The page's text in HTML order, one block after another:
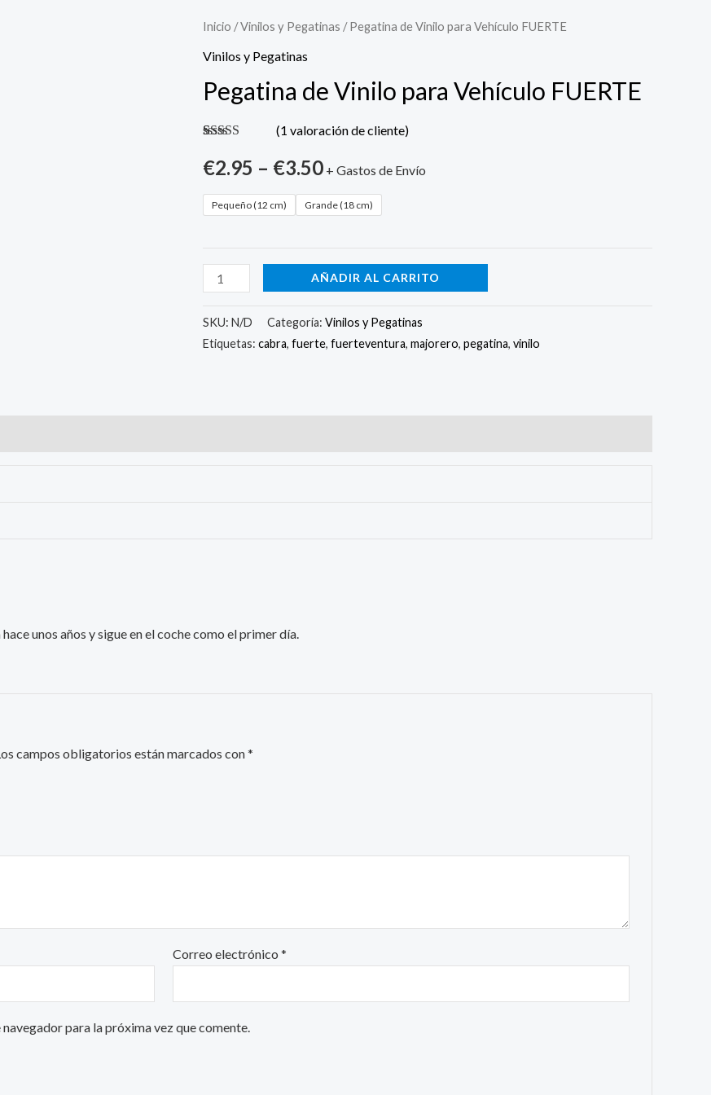
Inicio /Vinilos y Pegatinas / Pegatina de Vinilo para Vehículo FUERTE
Vinilos y Pegatinas
Pegatina de Vinilo para Vehículo FUERTE
5.00 de 5 en
base a
un cliente
(1 valoración de cliente)
€2.95 – €3.50 + Gastos de Envío
Pequeño (12 cm) Grande (18 cm)
Pegatina
de
para
cantidad
AÑADIR AL CARRITO
SKU: N/D Categoría: Vinilos y Pegatinas
Etiquetas: cabra, fuerte, fuerteventura, majorero, pegatina, vinilo
unos años y sigue en el coche como el primer día.
campos obligatorios están marcados con*
Correo electrónico*
para la próxima vez que comente.